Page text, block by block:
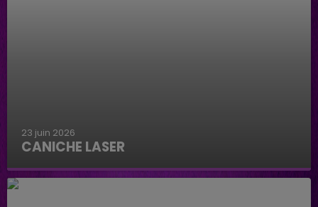
23 juin 2026
CANICHE LASER
Caniche Laser